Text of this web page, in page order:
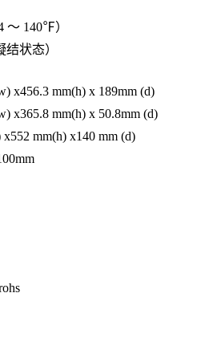
～ 140℉）
结状态）
x456.3 mm(h) x 189mm (d)
x365.8 mm(h) x 50.8mm (d)
x552 mm(h) x140 mm (d)